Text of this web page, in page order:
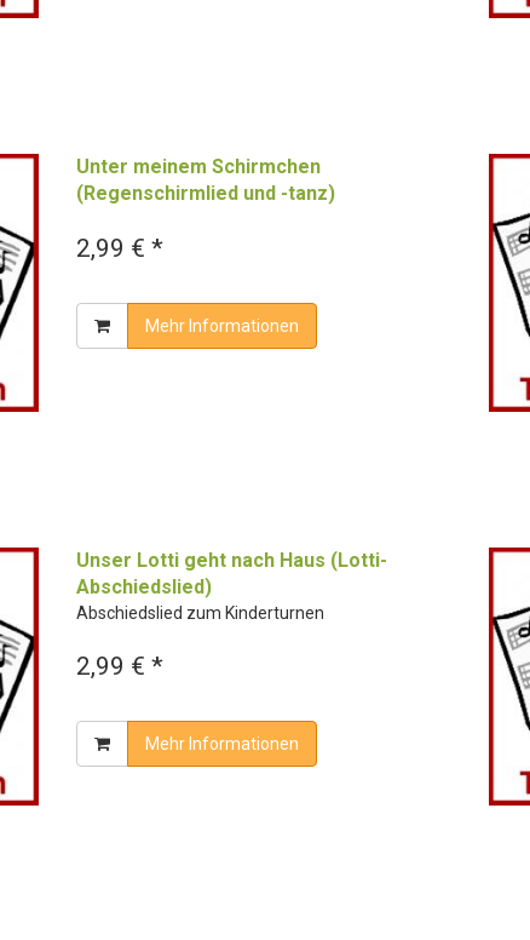
Unter meinem Schirmchen
(Regenschirmlied und -tanz)
2,99 € *
Mehr Informationen
Unser Lotti geht nach Haus (Lotti-
Abschiedslied)
Abschiedslied zum Kinderturnen
2,99 € *
Mehr Informationen